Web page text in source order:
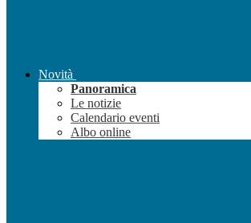
Novità
Panoramica
Le notizie
Calendario eventi
Albo online